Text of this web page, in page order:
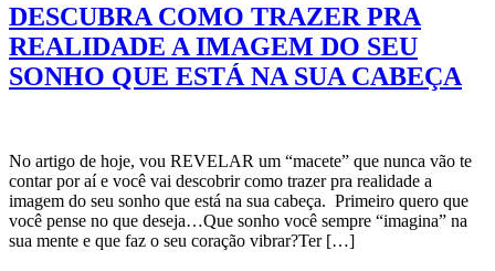
DESCUBRA COMO TRAZER PRA
REALIDADE A IMAGEM DO SEU
SONHO QUE ESTÁ NA SUA CABEÇA
No artigo de hoje, vou REVELAR um “macete” que nunca vão te
contar por aí e você vai descobrir como trazer pra realidade a
imagem do seu sonho que está na sua cabeça. Primeiro quero que
você pense no que deseja…Que sonho você sempre “imagina” na
sua mente e que faz o seu coração vibrar?Ter […]